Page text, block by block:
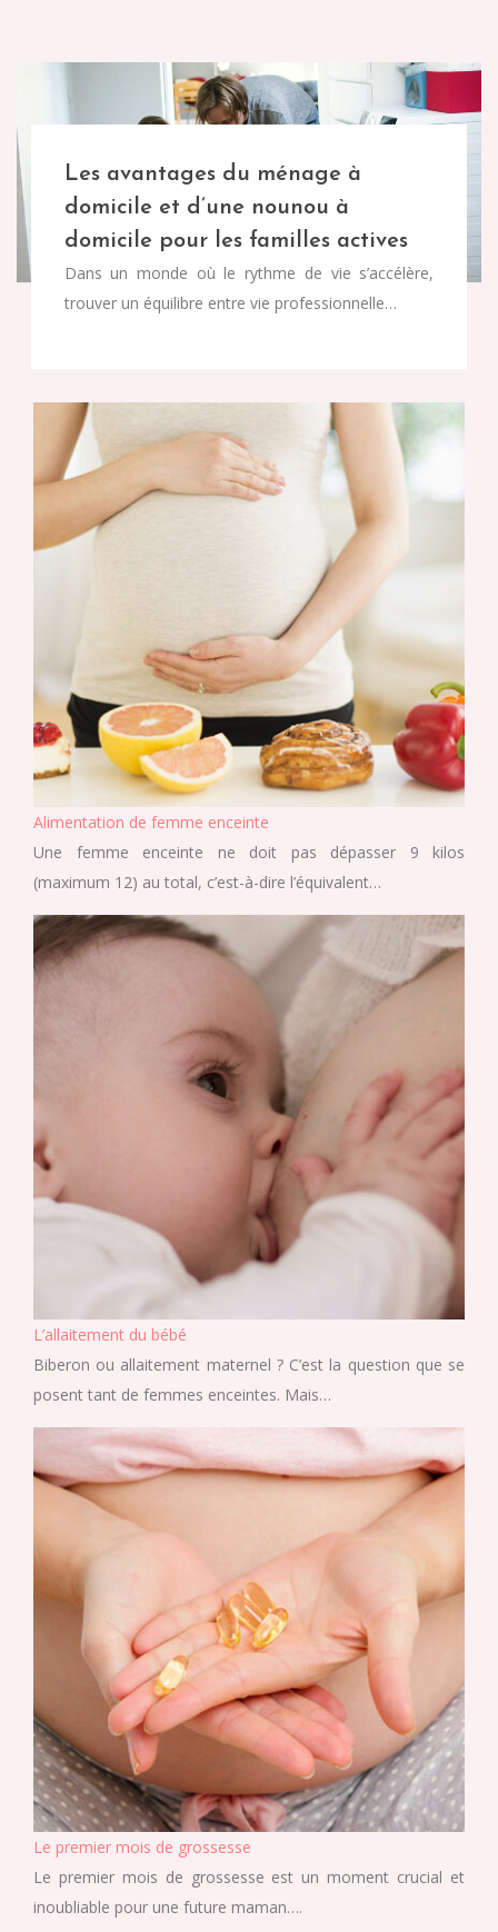
Les avantages du ménage à
domicile et d’une nounou à
domicile pour les familles actives
Dans un monde où le rythme de vie s’accélère,
trouver un équilibre entre vie professionnelle…
Alimentation de femme enceinte
Une femme enceinte ne doit pas dépasser 9 kilos
(maximum 12) au total, c’est-à-dire l’équivalent…
L’allaitement du bébé
Biberon ou allaitement maternel ? C’est la question que se
posent tant de femmes enceintes. Mais…
Le premier mois de grossesse
Le premier mois de grossesse est un moment crucial et
inoubliable pour une future maman….